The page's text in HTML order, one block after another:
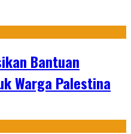
Bantuan
Warga Palestina